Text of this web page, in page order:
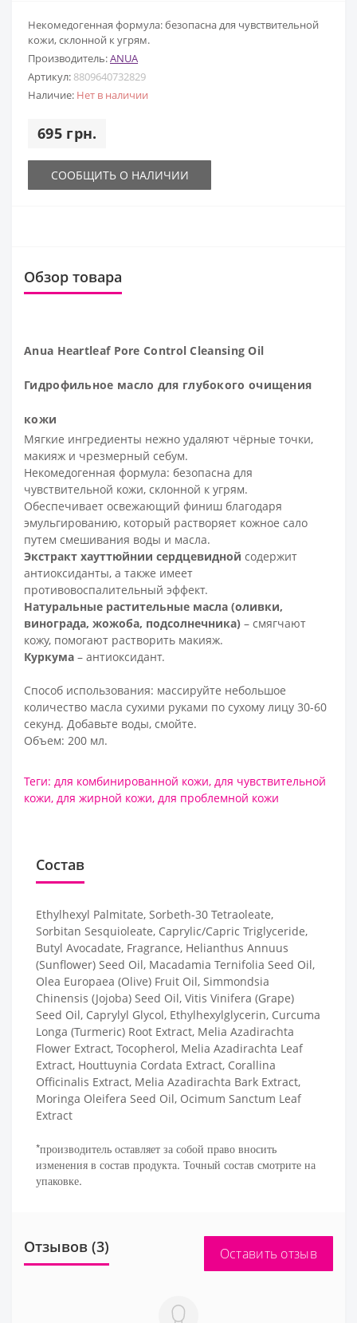
Некомедогенная формула: безопасна для чувствительной
кожи, склонной к угрям.
Производитель:ANUA
Артикул: 8809640732829
Наличие: Нет в наличии
695 грн.
СООБЩИТЬ О НАЛИЧИИ
Обзор товара
Anua Heartleaf Pore Control Cleansing Oil
Гидрофильное масло для глубокого очищения
кожи
Мягкие ингредиенты нежно удаляют чёрные точки,
макияж и чрезмерный себум.
Некомедогенная формула: безопасна для
чувствительной кожи, склонной к угрям.
Обеспечивает освежающий финиш благодаря
эмульгированию, который растворяет кожное сало
путем смешивания воды и масла.
Экстракт хауттюйнии сердцевидной содержит
антиоксиданты, а также имеет
противовоспалительный эффект.
Натуральные растительные масла (оливки,
винограда, жожоба, подсолнечника) – смягчают
кожу, помогают растворить макияж.
Куркума – антиоксидант.
Способ использования: массируйте небольшое
количество масла сухими руками по сухому лицу 30-60
секунд. Добавьте воды, смойте.
Объем: 200 мл.
Теги: для комбинированной кожи, для чувствительной
кожи, для жирной кожи, для проблемной кожи
Состав
Ethylhexyl Palmitate, Sorbeth-30 Tetraoleate,
Sorbitan Sesquioleate, Caprylic/Capric Triglyceride,
Butyl Avocadate, Fragrance, Helianthus Annuus
(Sunflower) Seed Oil, Macadamia Ternifolia Seed Oil,
Olea Europaea (Olive) Fruit Oil, Simmondsia
Chinensis (Jojoba) Seed Oil, Vitis Vinifera (Grape)
Seed Oil, Caprylyl Glycol, Ethylhexylglycerin, Curcuma
Longa (Turmeric) Root Extract, Melia Azadirachta
Flower Extract, Tocopherol, Melia Azadirachta Leaf
Extract, Houttuynia Cordata Extract, Corallina
Officinalis Extract, Melia Azadirachta Bark Extract,
Moringa Oleifera Seed Oil, Ocimum Sanctum Leaf
Extract
*производитель оставляет за собой право вносить
изменения в состав продукта. Точный состав смотрите на
упаковке.
Отзывов (3) Оставить отзыв